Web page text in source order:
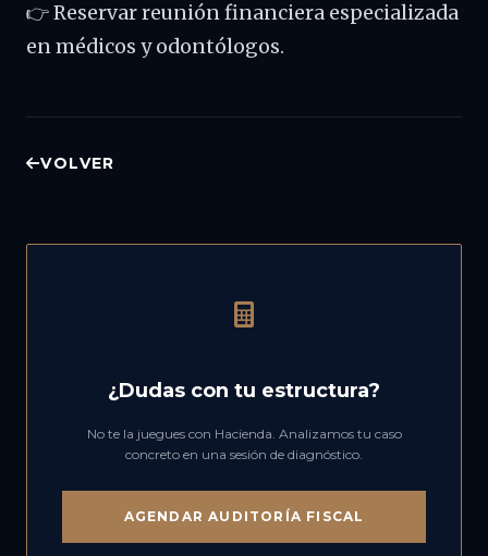
👉 Reservar reunión financiera especializada
en médicos y odontólogos.
VOLVER
¿Dudas con tu estructura?
No te la juegues con Hacienda. Analizamos tu caso
concreto en una sesión de diagnóstico.
AGENDAR AUDITORÍA FISCAL